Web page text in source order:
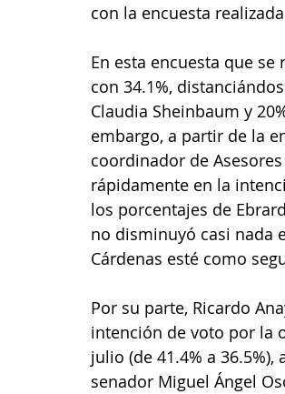
con la encuesta
En esta encuesta que
con 34.1%,
Claudia Sheinbaum y
embargo, a partir de la
coordinador de
rápidamente en la
los porcentajes de
no disminuyó casi nada
Cárdenas esté como
Por su parte, Ricardo
intención de voto por la
julio (de 41.4% a
senador Miguel Ángel